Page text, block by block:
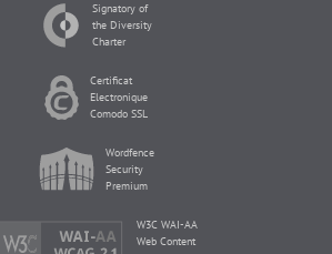
Signatory of
the Diversity
Charter
Certificat
Electronique
Comodo SSL
Wordfence
Security
Premium
W3C WAI-AA
Web Content